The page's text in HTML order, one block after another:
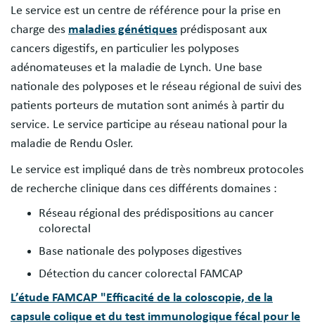
Le service est un centre de référence pour la prise en
charge des maladies génétiques prédisposant aux
cancers digestifs, en particulier les polyposes
adénomateuses et la maladie de Lynch. Une base
nationale des polyposes et le réseau régional de suivi des
patients porteurs de mutation sont animés à partir du
service. Le service participe au réseau national pour la
maladie de Rendu Osler.
Le service est impliqué dans de très nombreux protocoles
de recherche clinique dans ces différents domaines :
Réseau régional des prédispositions au cancer
colorectal
Base nationale des polyposes digestives
Détection du cancer colorectal FAMCAP
L’étude FAMCAP "Efficacité de la coloscopie, de la
capsule colique et du test immunologique fécal pour le